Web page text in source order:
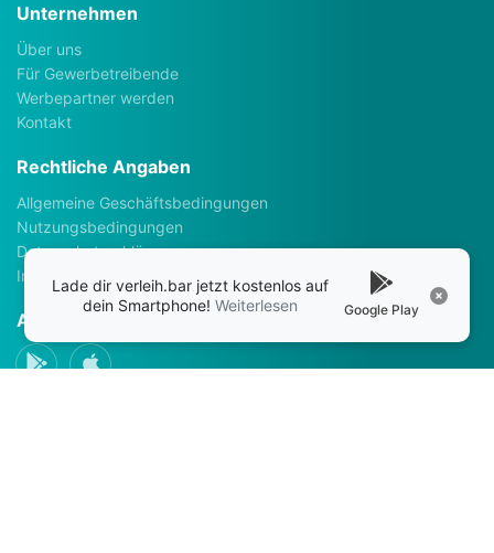
Unternehmen
Über uns
Für Gewerbetreibende
Werbepartner werden
Kontakt
Rechtliche Angaben
Allgemeine Geschäftsbedingungen
Nutzungsbedingungen
Datenschutzerklärung
Impressum
Apps
Lade dir verleih.bar jetzt kostenlos auf
dein Smartphone! Weiterlesen Google Play